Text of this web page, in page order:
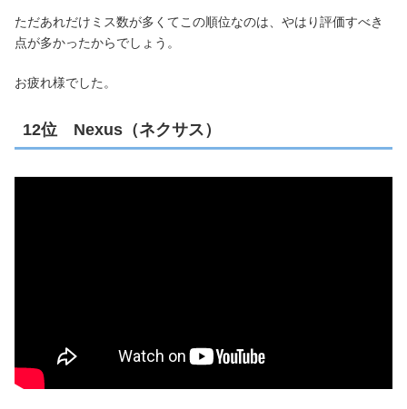
ただあれだけミス数が多くてこの順位なのは、やはり評価すべき
点が多かったからでしょう。
お疲れ様でした。
12位 Nexus（ネクサス）